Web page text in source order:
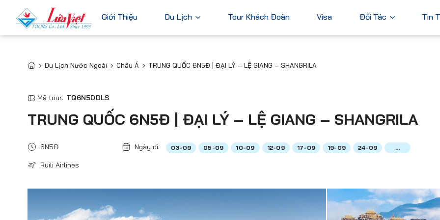
Giới Thiệu Du Lịch
Du Lịch Trong Nước
Tour Cao Cấp
Đức
Hà Lan
Hàn Quốc
Dubai
Tour Khách Đoàn Visa Đối Tác Tin
Du Lịch Nước Ngoài Châu Á TRUNG QUỐC 6N5Đ | ĐẠI LÝ – LỆ GIANG – SHANGRILA
Mã tour: TQ6N5DDLS
TRUNG QUỐC 6N5Đ | ĐẠI LÝ – LỆ GIANG – SHANGRILA
6N5Đ Ngày đi: 03-09 05-09 10-09 12-09 17-09 19-09 24-09 ...
Ruili Airlines